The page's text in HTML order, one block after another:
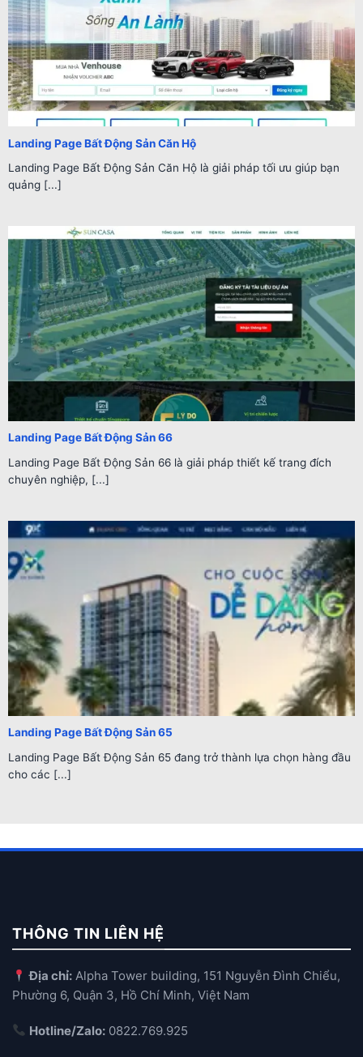
Landing Page Bất Động Sản Căn Hộ
Landing Page Bất Động Sản Căn Hộ là giải pháp tối ưu giúp bạn
quảng [...]
Landing Page Bất Động Sản 66
Landing Page Bất Động Sản 66 là giải pháp thiết kế trang đích
chuyên nghiệp, [...]
Landing Page Bất Động Sản 65
Landing Page Bất Động Sản 65 đang trở thành lựa chọn hàng đầu
cho các [...]
THÔNG TIN LIÊN HỆ
Địa chỉ: Alpha Tower building, 151 Nguyễn Đình Chiểu,
Phường 6, Quận 3, Hồ Chí Minh, Việt Nam
Hotline/Zalo: 0822.769.925